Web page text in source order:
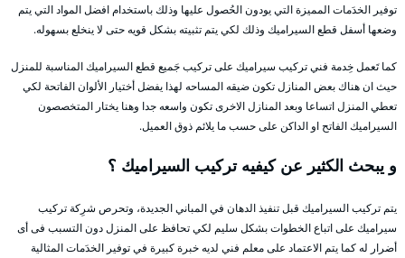
توفير الخدَمات المميزة التي يودون الحُصول عليها وذلك باستخدام افضل المواد التي يتم
وضعها أسفل قطع السيراميك وذلك لكي يتم تثبيته بشكل قويه حتى لا ينخلع بسهوله.
كما تَعمل خِدمة فني تركيب سيراميك على تركيب جَميع قطع السيراميك المناسبة للمنزل
حيث ان هناك بعض المنازل تكون ضيقه المساحه لهذا يفضل أختيار الألوان الفاتحة لكي
تعطي المنزل اتساعا وبعد المنازل الاخرى تكون واسعه جدا وهنا يختار المتخصصون
السيراميك الفاتح او الداكن على حسب ما يلائم ذوق العميل.
و يبحث الكثير عن كيفيه تركيب السيراميك ؟
يتم تركيب السيراميك قبل تنفيذ الدهان في المباني الجديدة، وتحرص شرِكة تركيب
سيراميك على اتباع الخطوات بشكل سليم لكي تحافظ على المنزل دون التسبب فى أى
أضرار له كما يتم الاعتماد على معلم فني لديه خبرة كبيرة في توفير الخدَمات المثالية